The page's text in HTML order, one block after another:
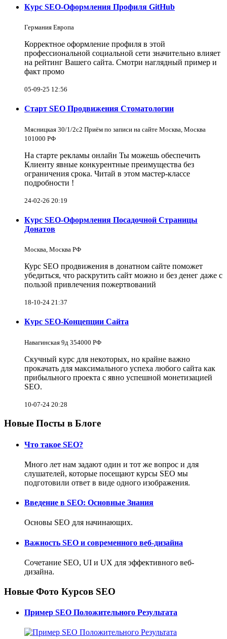
Курс SEO-Оформления Профиля GitHub
Германия Европа
Корректное оформление профиля в этой
профессиональной социальной сети значительно влияет
на рейтинг Вашего сайта. Смотри наглядный пример и
факт промо
05-09-25 12:56
Старт SEO Продвижения Стоматологии
Мясницкая 30/1/2с2 Приём по записи на сайте Москва, Москва
101000 РФ
На старте рекламы онлайн Ты можешь обеспечить
Клиенту явные конкурентные преимущества без
ограничения срока. Читай в этом мастер-классе
подробности !
24-02-26 20:19
Курс SEO-Оформления Посадочной Страницы
Донатов
Москва, Москва РФ
Курс SEO продвижения в донатном сайте поможет
убедиться, что раскрутить сайт можно и без денег даже с
пользой привлечения пожертвований
18-10-24 21:37
Курс SEO-Концепции Сайта
Навагинская 9д 354000 РФ
Скучный курс для некоторых, но крайне важно
прокачать для максимального успеха любого сайта как
прибыльного проекта с явно успешной монетизацией
SEO.
10-07-24 20:28
Новые Посты в Блоге
Что такое SEO?
Много лет нам задают один и тот же вопрос и для
слушателей, которые посещают курсы SEO мы
подготовили ответ в виде одного изображения.
Введение в SEO: Основные Знания
Основы SEO для начинающих.
Важность SEO и современного веб-дизайна
Сочетание SEO, UI и UX для эффективного веб-
дизайна.
Новые Фото Курсов SEO
Пример SEO Положительного Результата